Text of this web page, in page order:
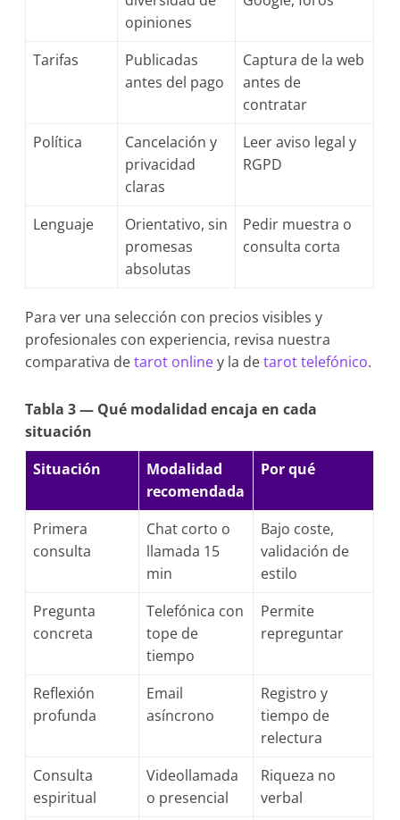
opiniones
Tarifas
Publicadas
antes del pago
Captura de la web
antes de
contratar
Política
Cancelación y
privacidad
claras
Leer aviso legal y
RGPD
Lenguaje
Orientativo, sin
promesas
absolutas
Pedir muestra o
consulta corta
Para ver una selección con precios visibles y
profesionales con experiencia, revisa nuestra
comparativa detarot onliney la detarot telefónico.
Tabla 3 — Qué modalidad encaja en cada
situación
Situación
Modalidad
recomendada
Por qué
Primera
consulta
Chat corto o
llamada 15
min
Bajo coste,
validación de
estilo
Pregunta
concreta
Telefónica con
tope de
tiempo
Permite
repreguntar
Reflexión
profunda
Email
asíncrono
Registro y
tiempo de
relectura
Consulta
espiritual
Videollamada
o presencial
Riqueza no
verbal